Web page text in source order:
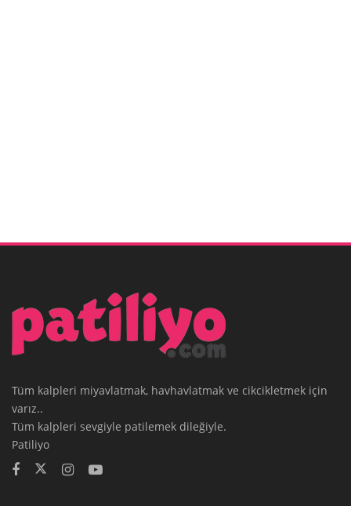
Tüm kalpleri miyavlatmak, havhavlatmak ve cikcikletmek için
varız..
Tüm kalpleri sevgiyle patilemek dileğiyle.
Patiliyo